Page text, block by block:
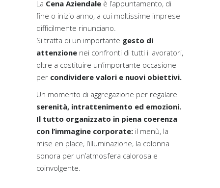
La Cena Aziendale è l’appuntamento, di
fine o inizio anno, a cui moltissime imprese
difficilmente rinunciano.
Si tratta di un importante gesto di
attenzione nei confronti di tutti i lavoratori,
oltre a costituire un’importante occasione
per condividere valori e nuovi obiettivi.
Un momento di aggregazione per regalare
serenità, intrattenimento ed emozioni.
Il tutto organizzato in piena coerenza
con l’immagine corporate: il menù, la
mise en place, l’illuminazione, la colonna
sonora per un’atmosfera calorosa e
coinvolgente.